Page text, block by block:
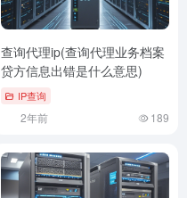
查询代理ip(查询代理业务档案
贷方信息出错是什么意思)
IP查询
2年前 189